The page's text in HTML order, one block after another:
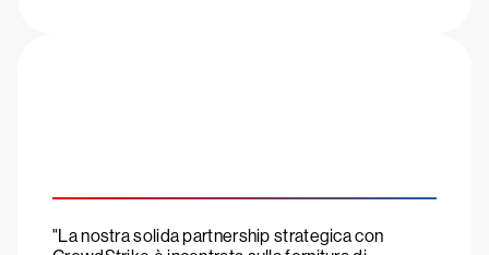
"La nostra solida partnership strategica con